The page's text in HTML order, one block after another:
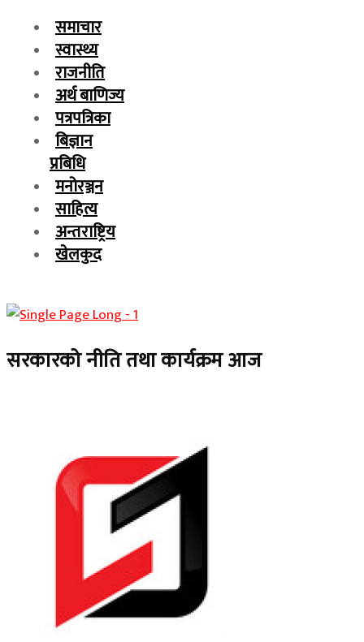
समाचार
स्वास्थ्य
राजनीति
अर्थ बाणिज्य
पत्रपत्रिका
बिज्ञान
प्रबिधि
मनोरञ्जन
साहित्य
अन्तराष्ट्रिय
खेलकुद
सरकारको नीति तथा कार्यक्रम आज